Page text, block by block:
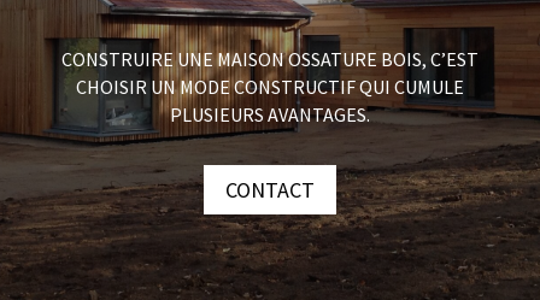
CONSTRUIRE UNE MAISON OSSATURE BOIS, C’EST
CHOISIR UN MODE CONSTRUCTIF QUI CUMULE
PLUSIEURS AVANTAGES.
CONTACT